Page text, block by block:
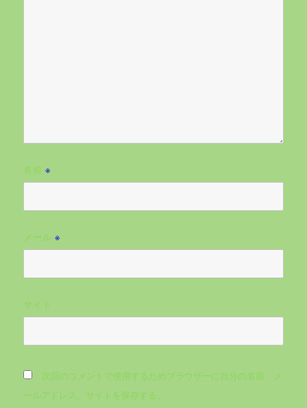
名前※
メール※
サイト
次回のコメントで使用するためブラウザーに自分の名前、メ
ールアドレス、サイトを保存する。